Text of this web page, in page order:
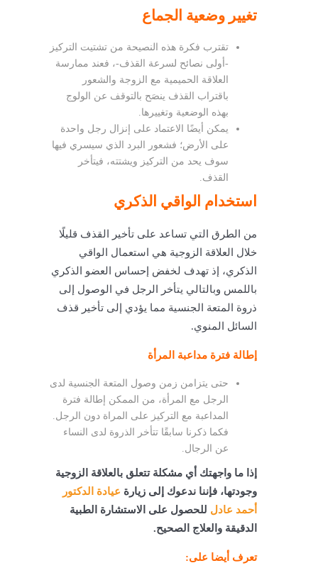
تغيير وضعية الجماع
تقترب فكرة هذه النصيحة من تشتيت التركيز
-أولى نصائح لسرعة القذف-، فعند ممارسة
العلاقة الحميمية مع الزوجة والشعور
باقتراب القذف ينصَح بالتوقف عن الولوج
بهذه الوضعية وتغييرها.
يمكن أيضًا الاعتماد على إنزال رجل واحدة
على الأرض؛ فشعور البرد الذي سيسري فيها
سوف يحد من التركيز ويشتته، فيتأخر
القذف.
استخدام الواقي الذكري
من الطرق التي تساعد على تأخير القذف قليلًا
خلال العلاقة الزوجية هي استعمال الواقي
الذكري، إذ تهدف لخفض إحساس العضو الذكري
باللمس وبالتالي يتأخر الرجل في الوصول إلى
ذروة المتعة الجنسية مما يؤدي إلى تأخير قذف
السائل المنوي.
إطالة فترة مداعبة المرأة
حتى يتزامن زمن وصول المتعة الجنسية لدى
الرجل مع المرأة، من الممكن إطالة فترة
المداعبة مع التركيز على المراة دون الرجل.
فكما ذكرنا سابقًا تتأخر الذروة لدى النساء
عن الرجال.
إذا ما واجهتك أي مشكلة تتعلق بالعلاقة الزوجية
وجودتها، فإننا ندعوك إلى زيارة عيادة الدكتور
أحمد عادل للحصول على الاستشارة الطبية
الدقيقة والعلاج الصحيح.
تعرف أيضا على: